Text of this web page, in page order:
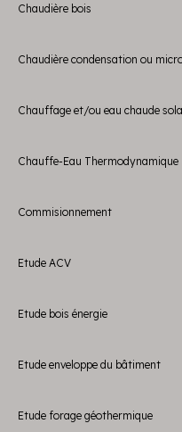
Chaudière bois
Chaudière condensation ou
Chauffage et/ou eau chaude
Chauffe-Eau Thermodynamique
Commisionnement
Etude ACV
Etude bois énergie
Etude enveloppe du bâtiment
Etude forage géothermique